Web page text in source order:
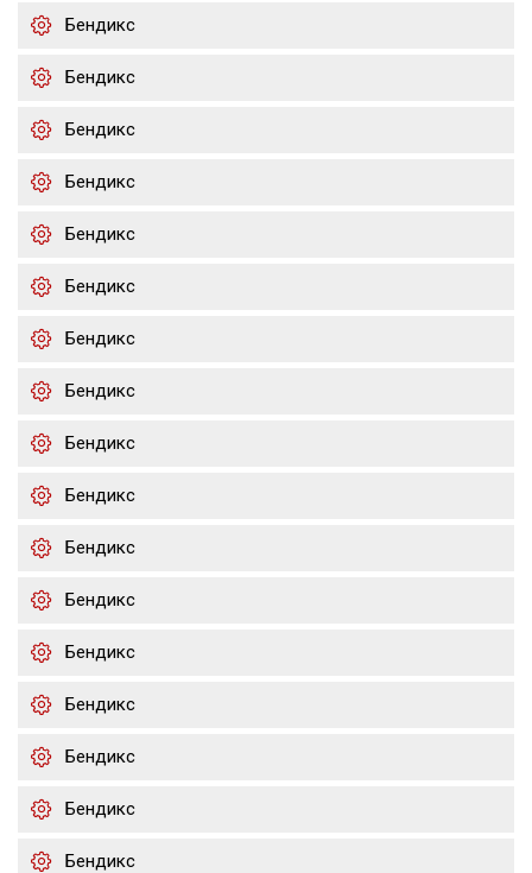
Бендикс
Бендикс
Бендикс
Бендикс
Бендикс
Бендикс
Бендикс
Бендикс
Бендикс
Бендикс
Бендикс
Бендикс
Бендикс
Бендикс
Бендикс
Бендикс
Бендикс